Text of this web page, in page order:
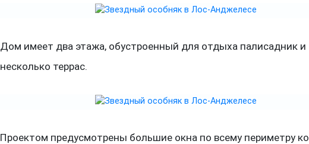
Дом имеет два этажа, обустроенный для отдыха палисадник и
несколько террас.
Проектом предусмотрены большие окна по всему периметру